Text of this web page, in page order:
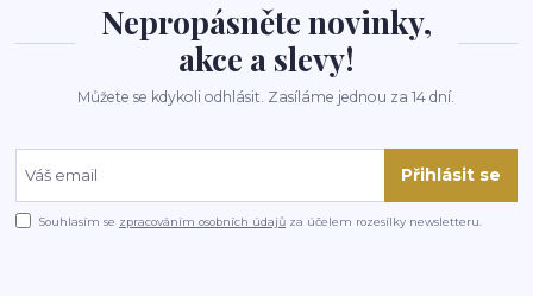
Nepropásněte novinky,
akce a slevy!
Můžete se kdykoli odhlásit. Zasíláme jednou za 14 dní.
Přihlásit se
Souhlasím se zpracováním osobních údajů za účelem rozesílky newsletteru.